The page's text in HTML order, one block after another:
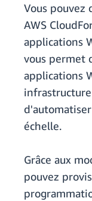
Vous pouvez
AWS
applications
vous permet
applications
échelle.
Grâce aux
pouvez